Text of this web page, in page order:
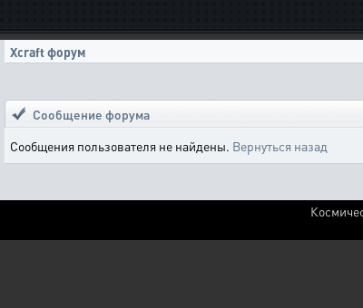
Xcraft форум
Сообщение форума
Сообщения пользователя не найдены. Вернуться назад